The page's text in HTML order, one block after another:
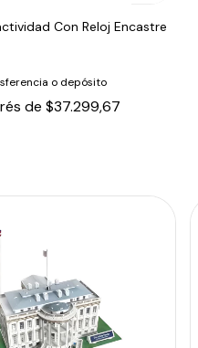
Con Reloj Encastre
o depósito
de $37.299,67